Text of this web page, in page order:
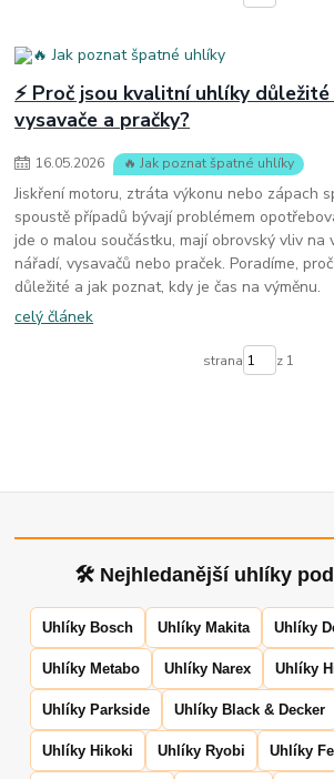
⚡ Proč jsou kvalitní uhlíky
vysavače a pračky?
16.05.2026 🔥 Jak poznat špatné uhlíky
Jiskření motoru, ztráta výkonu nebo zápach
spoustě případů bývají problémem
jde o malou součástku, mají obrovský vliv na
nářadí, vysavačů nebo praček. Poradíme,
důležité a jak poznat, kdy je čas na výměnu.
celý článek
strana z 1
🛠 Nejhledanější uhlíky
Uhlíky Bosch Uhlíky Makita Uhlíky
Uhlíky Metabo Uhlíky Narex Uhlíky
Uhlíky Parkside Uhlíky Black & Decker
Uhlíky Hikoki Uhlíky Ryobi Uhlíky